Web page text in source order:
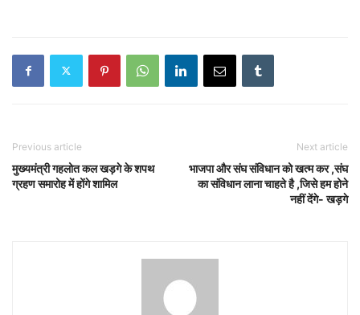
Previous article
मुख्यमंत्री गहलोत कल खड़गे के शपथ
ग्रहण समारोह में होंगे शामिल
Next article
भाजपा और संघ संविधान को खत्म कर ,संघ
का संविधान लाना चाहते है ,जिसे हम होने
नहीं देंगे- खड़गे